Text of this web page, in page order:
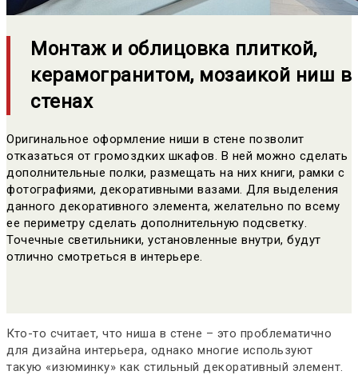
Монтаж и облицовка плиткой,
керамогранитом, мозаикой ниш в
стенах
Оригинальное оформление ниши в стене позволит
отказаться от громоздких шкафов. В ней можно сделать
дополнительные полки, размещать на них книги, рамки с
фотографиями, декоративными вазами. Для выделения
данного декоративного элемента, желательно по всему
ее периметру сделать дополнительную подсветку.
Точечные светильники, установленные внутри, будут
отлично смотреться в интерьере.
Кто-то считает, что ниша в стене – это проблематично
для дизайна интерьера, однако многие используют
такую «изюминку» как стильный декоративный элемент.